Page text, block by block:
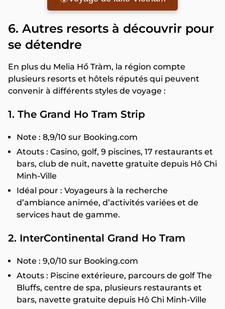
6. Autres resorts à découvrir pour
se détendre
En plus du Melia Hồ Tràm, la région compte
plusieurs resorts et hôtels réputés qui peuvent
convenir à différents styles de voyage :
1. The Grand Ho Tram Strip
Note : 8,9/10 sur Booking.com
Atouts : Casino, golf, 9 piscines, 17 restaurants et
bars, club de nuit, navette gratuite depuis Hô Chi
Minh-Ville
Idéal pour : Voyageurs à la recherche
d’ambiance animée, d’activités variées et de
services haut de gamme.
2. InterContinental Grand Ho Tram
Note : 9,0/10 sur Booking.com
Atouts : Piscine extérieure, parcours de golf The
Bluffs, centre de spa, plusieurs restaurants et
bars, navette gratuite depuis Hô Chi Minh-Ville